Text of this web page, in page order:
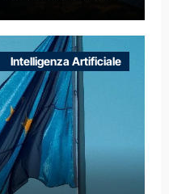
ELETTRICHE
DELLA
Intelligenza Artificiale